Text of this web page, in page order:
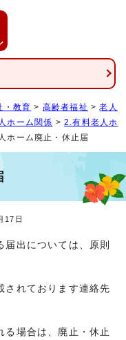
・教育 > 高齢者福祉 >老人
ホーム関係 >2.有料老人ホ
ホーム廃止・休止届
17日
出については、原則
されております連絡先
る場合は、廃止・休止